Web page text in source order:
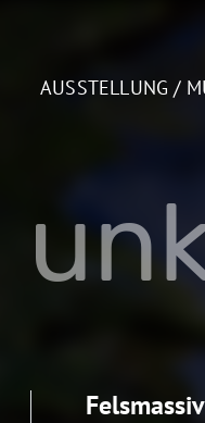
AUSSTELLUNG /
Felsmassiv